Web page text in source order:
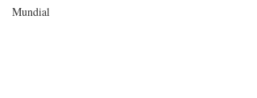
Mundial